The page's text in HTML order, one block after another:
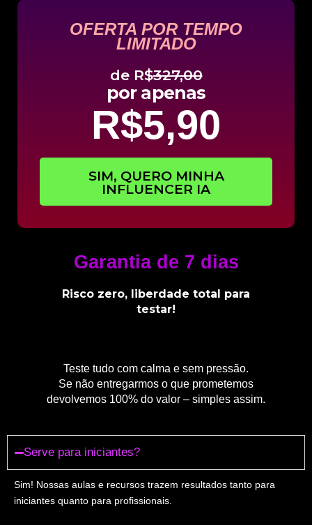
OFERTA POR TEMPO
LIMITADO
de R$327,00
por apenas
R$5,90
SIM, QUERO MINHA
INFLUENCER IA
Garantia de 7 dias
Risco zero, liberdade total para
testar!
Teste tudo com calma e sem pressão.
Se não entregarmos o que prometemos
devolvemos 100% do valor – simples assim.
Serve para iniciantes?
Sim! Nossas aulas e recursos trazem resultados tanto para
iniciantes quanto para profissionais.